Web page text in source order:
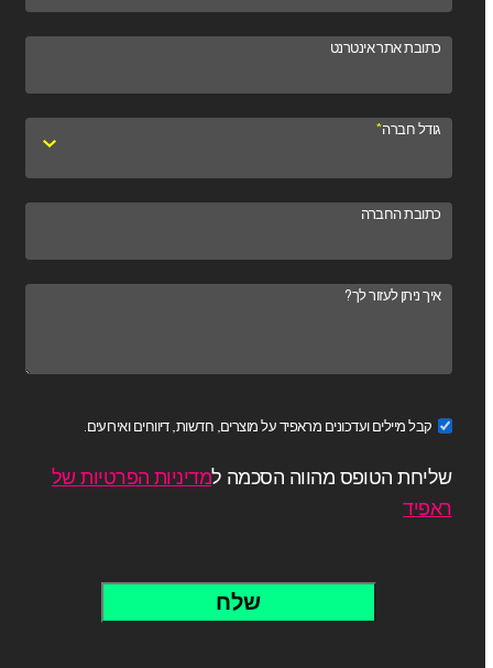
כתובת אתר אינטרנט
גודל חברה*
כתובת החברה
איך ניתן לעזור לך?
קבל מיילים ועדכונים מראפיד על מוצרים, חדשות, דיווחים ואירועים.
שליחת הטופס מהווה הסכמה למדיניות הפרטיות של
ראפיד